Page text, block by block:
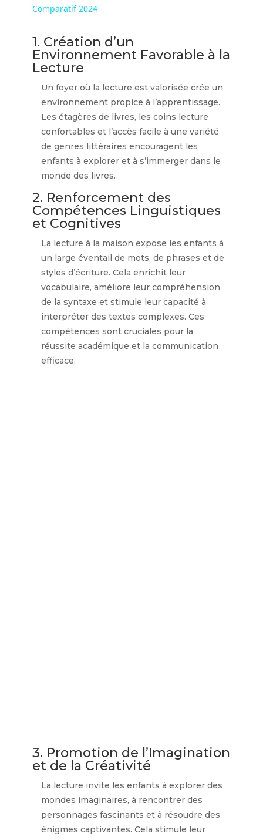
y
V
i
d
Comparatif 2024
1. Création d’un
Environnement Favorable à la
Lecture
Un foyer où la lecture est valorisée crée un
environnement propice à l’apprentissage.
Les étagères de livres, les coins lecture
confortables et l’accès facile à une variété
de genres littéraires encouragent les
enfants à explorer et à s’immerger dans le
monde des livres.
2. Renforcement des
Compétences Linguistiques
et Cognitives
La lecture à la maison expose les enfants à
un large éventail de mots, de phrases et de
styles d’écriture. Cela enrichit leur
vocabulaire, améliore leur compréhension
de la syntaxe et stimule leur capacité à
interpréter des textes complexes. Ces
compétences sont cruciales pour la
réussite académique et la communication
efficace.
3. Promotion de l’Imagination
et de la Créativité
La lecture invite les enfants à explorer des
mondes imaginaires, à rencontrer des
personnages fascinants et à résoudre des
énigmes captivantes. Cela stimule leur